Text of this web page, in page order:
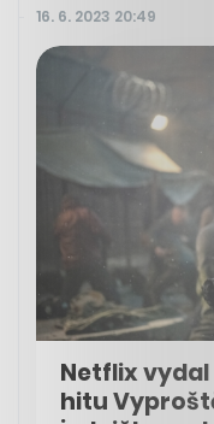
16. 6. 2023 20:49
Netflix
hitu